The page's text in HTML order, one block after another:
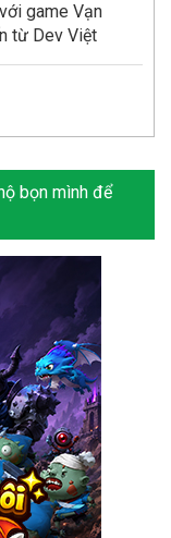
game Vạn
từ Dev Việt
bọn mình để